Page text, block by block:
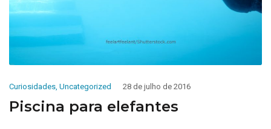
Curiosidades Uncategorized 28 de julho de 2016
Piscina para elefantes